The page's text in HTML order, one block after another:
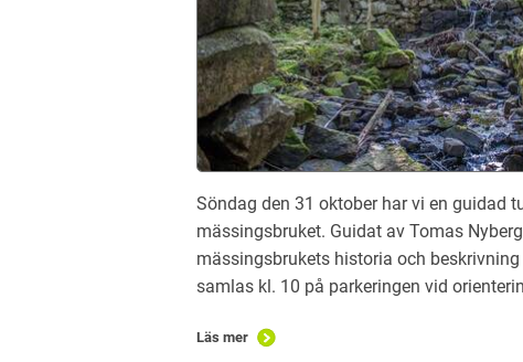
Söndag den 31 oktober har vi en guidad
mässingsbruket. Guidat av Tomas
mässingsbrukets historia och
samlas kl. 10 på parkeringen vid
Läs mer